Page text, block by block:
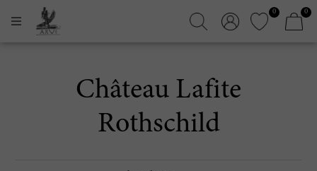
0 0
Château Lafite
Rothschild